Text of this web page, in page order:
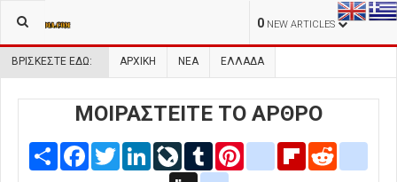
0 NEW ARTICLES
ΒΡΊΣΚΕΣΤΕ ΕΔΏ: ΑΡΧΙΚΉ ΝΕΑ ΕΛΛΑΔΑ
ΜΟΙΡΑΣΤΕΙΤΕ ΤΟ ΑΡΘΡΟ
Share FacebookTwitterLinkedInLiveJournal
Tumblr Pinterestblogger_post
Flipboard